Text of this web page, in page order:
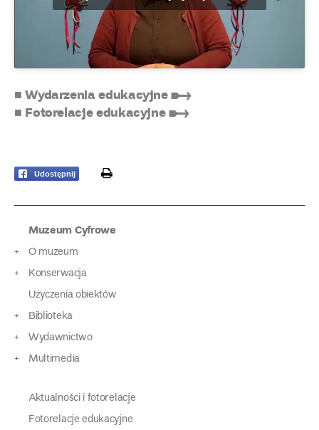
■ Wydarzenia edukacyjne ➸
■ Fotorelacje edukacyjne ➸
Udostępnij print
Muzeum Cyfrowe
O muzeum
Konserwacja
Użyczenia obiektów
Biblioteka
Wydawnictwo
Multimedia
Aktualności i fotorelacje
Fotorelacje edukacyjne